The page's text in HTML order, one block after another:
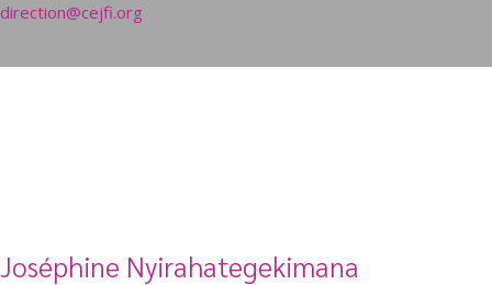
direction@cejfi.org
Joséphine Nyirahategekimana